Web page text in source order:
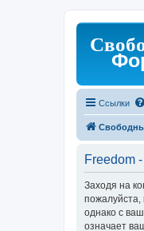
Ссылки
Freedom
Заходя на
пожалуйста,
однако с
означает